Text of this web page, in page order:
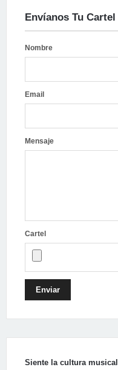
Envíanos Tu Cartel
Nombre
Email
Mensaje
Cartel
Enviar
Siente la cultura